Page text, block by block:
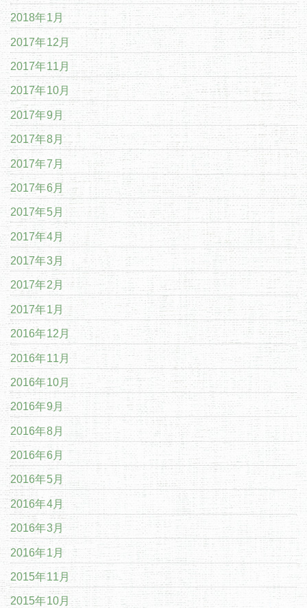
2018年1月
2017年12月
2017年11月
2017年10月
2017年9月
2017年8月
2017年7月
2017年6月
2017年5月
2017年4月
2017年3月
2017年2月
2017年1月
2016年12月
2016年11月
2016年10月
2016年9月
2016年8月
2016年6月
2016年5月
2016年4月
2016年3月
2016年1月
2015年11月
2015年10月